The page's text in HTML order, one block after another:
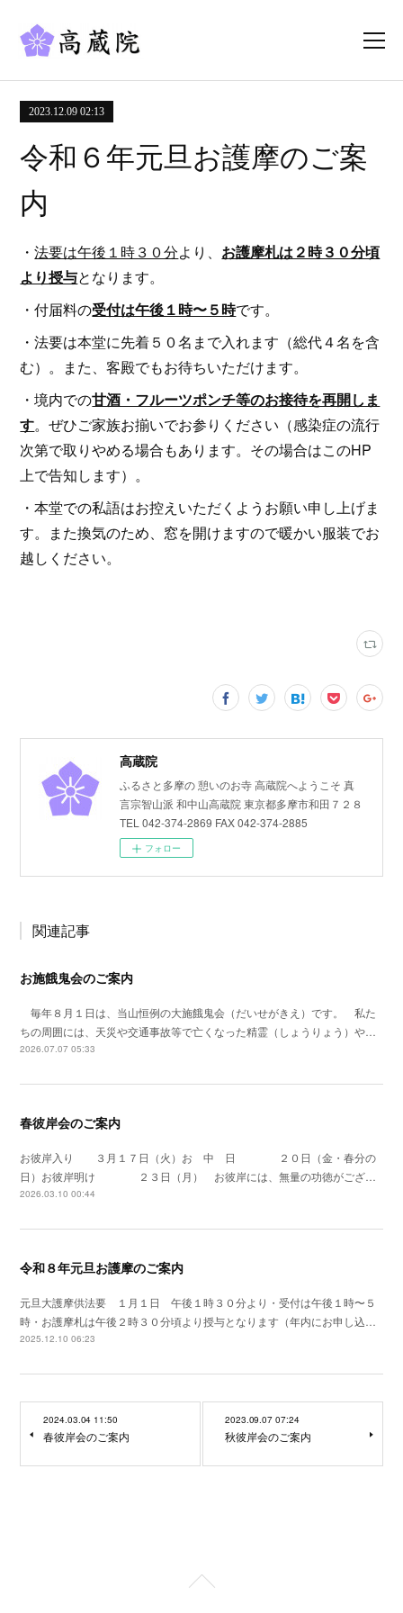
2023.12.09 02:13
令和６年元旦お護摩のご案
内
・法要は午後１時３０分より、 お護摩札は２時３０分頃
より授与となります。
・付届料の受付は午後１時〜５時です。
・法要は本堂に先着５０名まで入れます（総代４名を含
む）。また、客殿でもお待ちいただけます。
・境内での甘酒・フルーツポンチ等のお接待を再開しま
す。ぜひご家族お揃いでお参りください（感染症の流行
次第で取りやめる場合もあります。その場合はこのHP
上で告知します）。
・本堂での私語はお控えいただくようお願い申し上げま
す。また換気のため、窓を開けますので暖かい服装でお
越しください。
高蔵院
ふるさと多摩の 憩いのお寺 高蔵院へようこそ 真
言宗智山派 和中山高蔵院 東京都多摩市和田７２８
TEL 042-374-2869 FAX 042-374-2885
フォロー
関連記事
お施餓鬼会のご案内
毎年８月１日は、当山恒例の大施餓鬼会（だいせがきえ）です。 私た
ちの周囲には、天災や交通事故等で亡くなった精霊（しょうりょう）や…
2026.07.07 05:33
春彼岸会のご案内
お彼岸入り ３月１７日（火）お 中 日 ２０日（金・春分の
日）お彼岸明け ２３日（月） お彼岸には、無量の功徳がござ…
2026.03.10 00:44
令和８年元旦お護摩のご案内
元旦大護摩供法要 １月１日 午後１時３０分より・受付は午後１時〜５
時・お護摩札は午後２時３０分頃より授与となります（年内にお申し込…
2025.12.10 06:23
2024.03.04 11:50
春彼岸会のご案内
2023.09.07 07:24
秋彼岸会のご案内